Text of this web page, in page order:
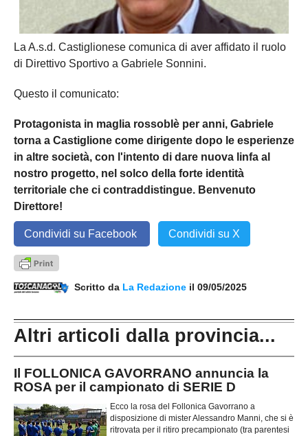
La A.s.d. Castiglionese comunica di aver affidato il ruolo
di Direttivo Sportivo a Gabriele Sonnini.
Questo il comunicato:
Protagonista in maglia rossoblè per anni, Gabriele
torna a Castiglione come dirigente dopo le esperienze
in altre società, con l'intento di dare nuova linfa al
nostro progetto, nel solco della forte identità
territoriale che ci contraddistingue. Benvenuto
Direttore!
Condividi su Facebook Condividi su X
Scritto da La Redazione il 09/05/2025
Altri articoli dalla provincia...
Il FOLLONICA GAVORRANO annuncia la
ROSA per il campionato di SERIE D
Ecco la rosa del Follonica Gavorrano a
disposizione di mister Alessandro Manni, che si è
ritrovata per il ritiro precampionato (tra parentesi